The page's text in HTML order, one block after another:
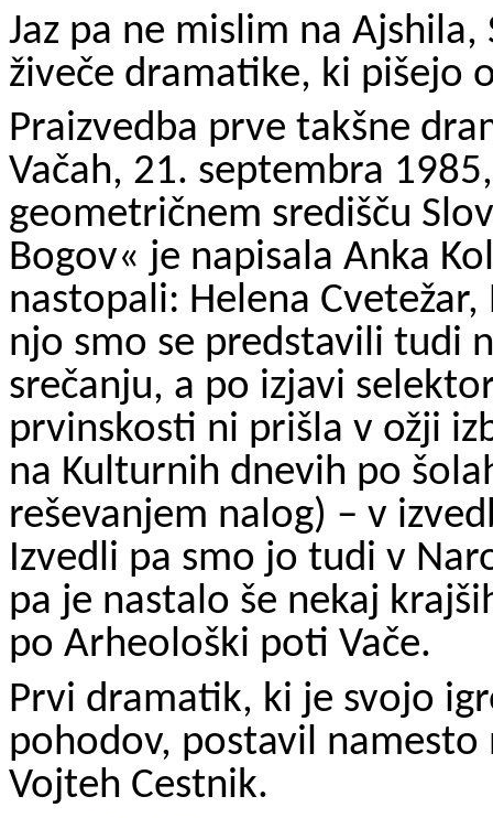
Jaz pa ne mislim na
živeče dramatike, ki pišejo
Praizvedba prve takšne
Vačah, 21. septembra
geometričnem središču
Bogov« je napisala Anka
nastopali: Helena
njo smo se predstavili tudi
srečanju, a po izjavi
prvinskosti ni prišla v ožji
na Kulturnih dnevih po
reševanjem nalog) – v
Izvedli pa smo jo tudi v
pa je nastalo še nekaj
po Arheološki poti Vače.
Prvi dramatik, ki je svojo
pohodov, postavil
Vojteh Cestnik.